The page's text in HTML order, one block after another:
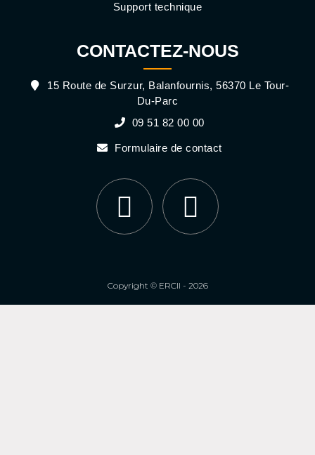
Support technique
CONTACTEZ-NOUS
15 Route de Surzur, Balanfournis, 56370 Le Tour-
Du-Parc
09 51 82 00 00
Formulaire de contact
Copyright © ERCII - 2026